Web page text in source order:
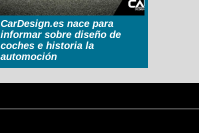
CarDesign.es nace para
informar sobre diseño de
coches e historia la
automoción